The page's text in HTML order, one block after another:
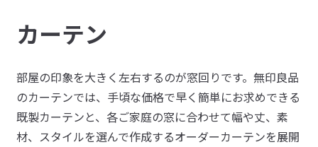
ス
ト
ア
カーテン
部屋の印象を大きく左右するのが窓回りです。無印良品
のカーテンでは、手頃な価格で早く簡単にお求めできる
既製カーテンと、各ご家庭の窓に合わせて幅や丈、素
材、スタイルを選んで作成するオーダーカーテンを展開